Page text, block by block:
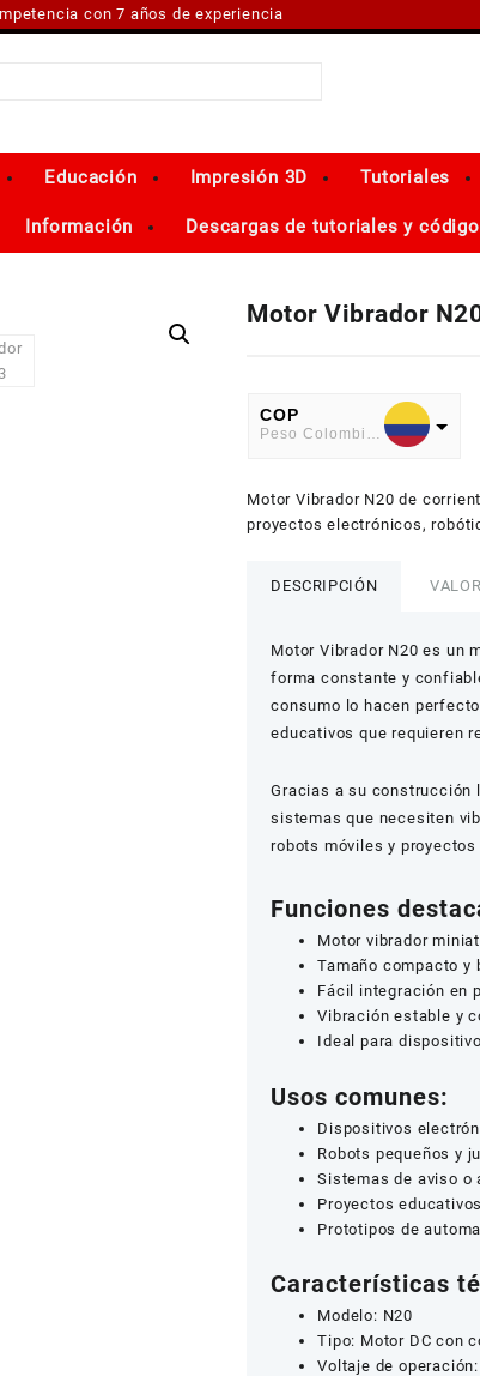
con 7 años de experiencia
Educación Impresión 3D Tutoriales
Información Descargas de tutoriales y
Motor Vibrador
COP
Peso Colombiano
American Dollar
Motor Vibrador N20 de
proyectos electrónicos,
DESCRIPCIÓN
Motor Vibrador N20 es un
forma constante y
consumo lo hacen
educativos que requieren
Gracias a su construcción
sistemas que necesiten
robots móviles y
Funciones
Motor vibrador
Tamaño compacto y
Fácil integración en
Vibración estable y
Ideal para
Usos comunes:
Dispositivos
Robots pequeños y
Sistemas de aviso o
Proyectos
Prototipos de
Características
Modelo: N20
Tipo: Motor DC con
Voltaje de